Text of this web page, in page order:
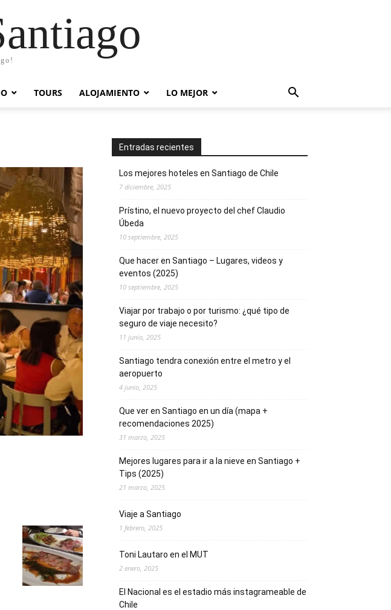
TOURS ALOJAMIENTO LO MEJOR
Entradas recientes
Los mejores hoteles en Santiago de Chile
7 diciembre, 2025
Prístino, el nuevo proyecto del chef Claudio
Úbeda
10 septiembre, 2025
Que hacer en Santiago – Lugares, videos y
eventos (2025)
10 septiembre, 2025
Viajar por trabajo o por turismo: ¿qué tipo de
seguro de viaje necesito?
11 junio, 2025
Santiago tendra conexión entre el metro y el
aeropuerto
4 junio, 2025
Que ver en Santiago en un día (mapa +
recomendaciones 2025)
31 marzo, 2025
Mejores lugares para ir a la nieve en Santiago +
Tips (2025)
21 marzo, 2025
Viaje a Santiago
1 febrero, 2025
Toni Lautaro en el MUT
2 enero, 2025
El Nacional es el estadio más instagrameable de
Chile